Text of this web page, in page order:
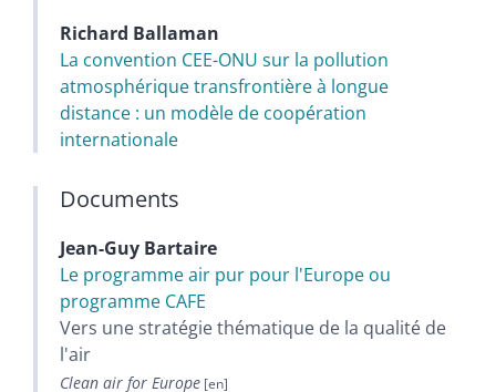
Richard Ballaman
La convention CEE-ONU sur la pollution
atmosphérique transfrontière à longue
distance : un modèle de coopération
internationale
Documents
Jean-Guy Bartaire
Le programme air pur pour l'Europe ou
programme CAFE
Vers une stratégie thématique de la qualité de
l'air
Clean air for Europe